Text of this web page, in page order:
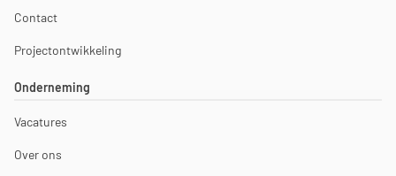
Contact
Projectontwikkeling
Onderneming
Vacatures
Over ons